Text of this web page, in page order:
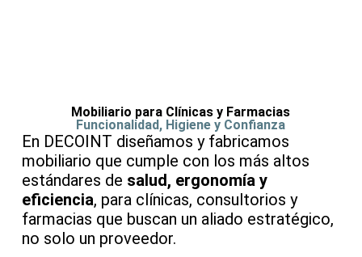
Mobiliario para Clínicas y Farmacias
Funcionalidad, Higiene y Confianza
En DECOINT diseñamos y fabricamos
mobiliario que cumple con los más altos
estándares de salud, ergonomía y
eficiencia, para clínicas, consultorios y
farmacias que buscan un aliado estratégico,
no solo un proveedor.